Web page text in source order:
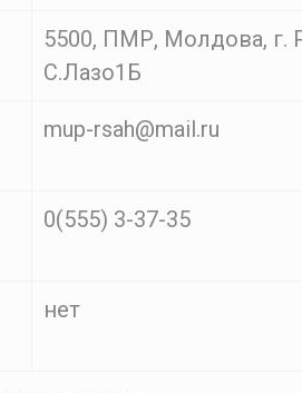
5500, ПМР, Молдова, г.
С.Лазо1Б
mup-rsah@mail.ru
0(555) 3-37-35
нет